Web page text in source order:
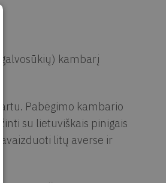
kambarį
Pabėgimo kambario
su lietuviškais pinigais
litų averse ir